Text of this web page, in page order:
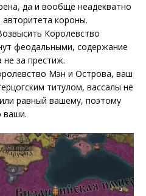
да и вообще неадекватно
короны.
Королевство
феодальными, содержание
за престиж.
Мэн и Острова, ваш
титулом, вассалы не
равный вашему, поэтому
ваши.